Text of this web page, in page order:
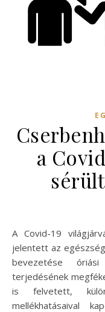
a
A Covid-19 világjárvány világszerte komoly kihívásokat
jelentett az
bevezetése
terjedésének
is felvetett,
mellékhatásaival